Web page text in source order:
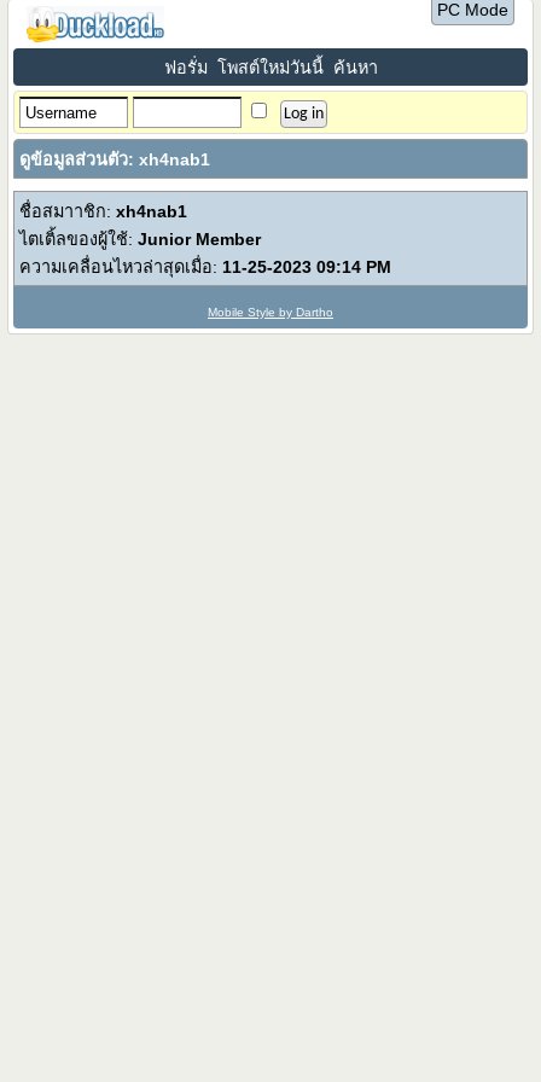
PC Mode
ฟอรั่ม โพสต์ใหม่วันนี้ ค้นหา
ดูข้อมูลส่วนตัว: xh4nab1
ชื่อสมาาชิก:xh4nab1
ไตเติ้ลของผู้ใช้:Junior Member
ความเคลื่อนไหวล่าสุดเมื่อ: 11-25-202309:14 PM
Mobile Style by Dartho